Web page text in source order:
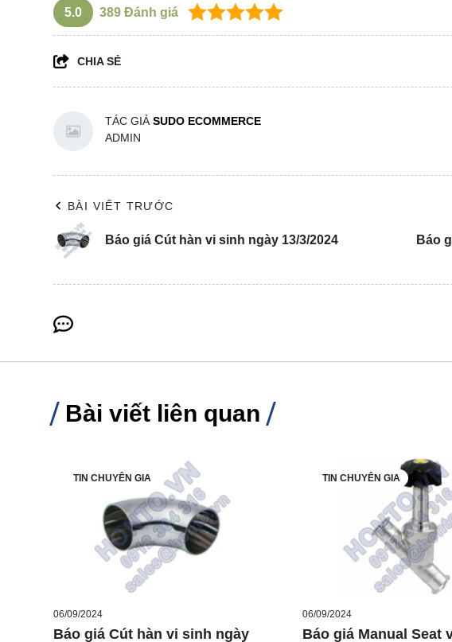
5.0 389 Đánh giá
CHIA SẺ
TÁC GIẢ SUDO ECOMMERCE
ADMIN
BÀI VIẾT TRƯỚC
Báo giá Cút hàn vi sinh ngày 13/3/2024 Báo
Bài viết liên quan
TIN CHUYÊN GIA
06/09/2024
Báo giá Cút hàn vi sinh ngày
TIN CHUYÊN GIA
06/09/2024
Báo giá Manual Seat